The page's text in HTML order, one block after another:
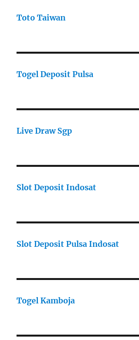
Toto Taiwan
Togel Deposit Pulsa
Live Draw Sgp
Slot Deposit Indosat
Slot Deposit Pulsa Indosat
Togel Kamboja